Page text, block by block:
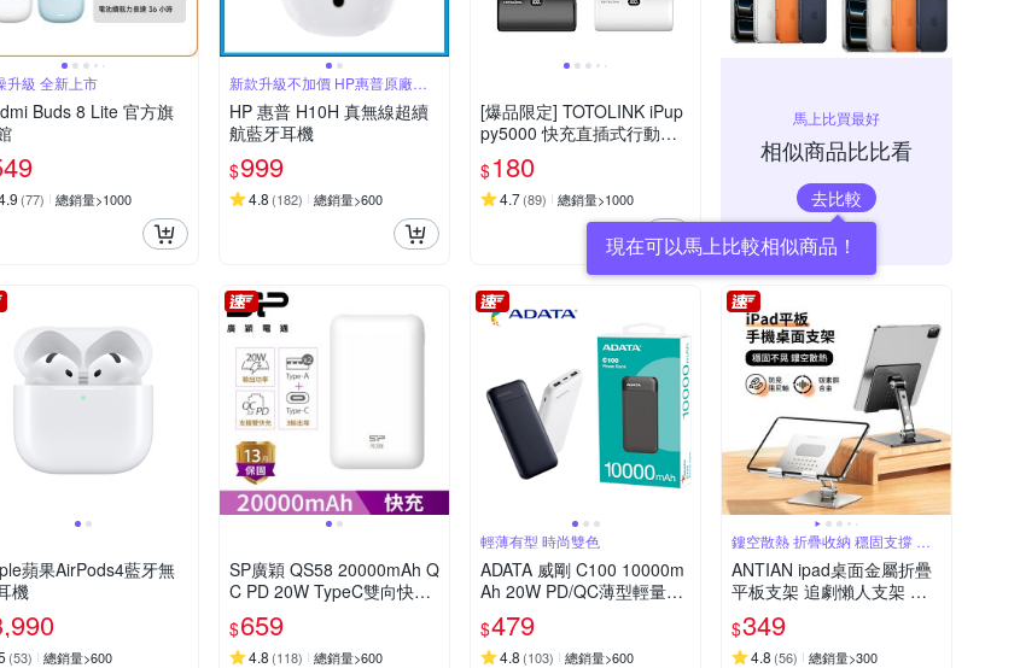
升級 全新上市
Buds 8 Lite 官方旗
(77) 總銷量>1000
新款升級不加價 HP惠普原廠高
品質
HP 惠普 H10H 真無線超續
航藍牙耳機
$999
4.8 (182) 總銷量>600
[爆品限定] TOTOLINK iPup
py5000 快充直插式行動電
源( Lightning/Type-C )
$180
4.7(89) 總銷量>1000
馬上比買最好
相似商品比比看
去比較
現在可以馬上比較相似商品！
蘋果AirPods4藍牙無
機
(53) 總銷量>600
SP廣穎 QS58 20000mAh Q
C PD 20W TypeC雙向快充
行動電源_具Wh標示
$659
4.8 (118) 總銷量>600
輕薄有型 時尚雙色
ADATA 威剛 C100 10000m
Ah 20W PD/QC薄型輕量極
速快充行動電源_機身Wh標
示
$479
4.8 (103) 總銷量>600
鏤空散熱 折疊收納 穩固支撐 邊
充電玩
ANTIAN ipad桌面金屬折疊
平板支架 追劇懶人支架 直
播/會議 平板架 手機支架 交
換禮物
$349
4.8 (56) 總銷量>300